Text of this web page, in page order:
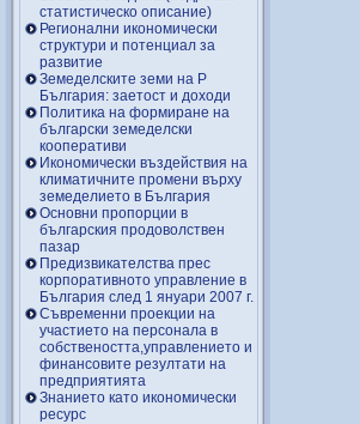
статистическо описание)
Регионални икономически
структури и потенциал за
развитие
Земеделските земи на Р
България: заетост и доходи
Политика на формиране на
български земеделски
кооперативи
Икономически въздействия на
климатичните промени върху
земеделието в България
Основни пропорции в
българския продоволствен
пазар
Предизвикателства прес
корпоративното управление в
България след 1 януари 2007 г.
Съвременни проекции на
участието на персонала в
собствеността,управлението и
финансовите резултати на
предприятията
Знанието като икономически
ресурс